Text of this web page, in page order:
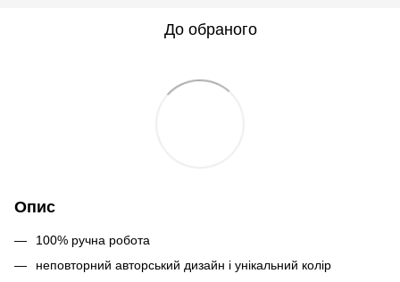
До обраного
Опис
100% ручна робота
неповторний авторський дизайн і унікальний колір